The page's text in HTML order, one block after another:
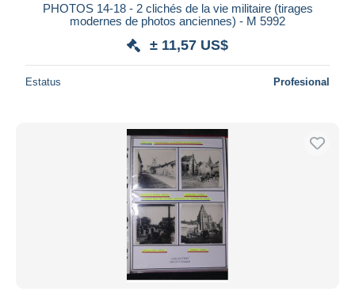
PHOTOS 14-18 - 2 clichés de la vie militaire (tirages
modernes de photos anciennes) - M 5992
± 11,57 US$
Estatus Profesional